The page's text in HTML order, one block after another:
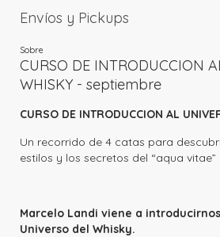
Ver promociones y cuotas
O también al retirar el producto en
58 n|823 entre 11 y 12 | La Plata
Envíos y Pickups
Objetos y Arte
Envíos a todo el país mediante
Pickup en nuestra tienda decalle 58
Más detalles
Sobre
CURSO DE INTRODUCCION
WHISKY - septiembre
CURSO DE INTRODUCCION AL
Un recorrido de 4 catas para
estilos y los secretos del “aqua vitae”
Marcelo Landi viene a
Universo del Whisky.